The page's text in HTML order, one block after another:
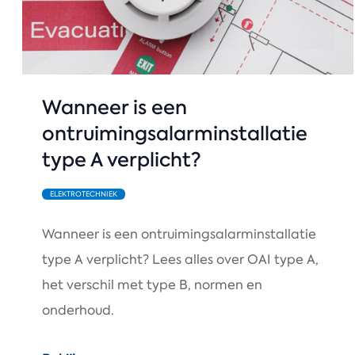
Wanneer is een
ontruimingsalarminstallatie
type A verplicht?
ELEKTROTECHNIEK
Wanneer is een ontruimingsalarminstallatie
type A verplicht? Lees alles over OAI type A,
het verschil met type B, normen en
onderhoud.